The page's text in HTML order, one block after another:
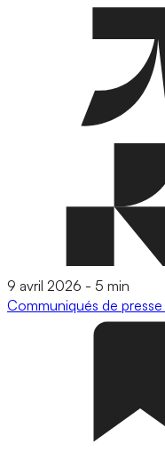
9 avril 2026 - 5 min
Communiqués de presse